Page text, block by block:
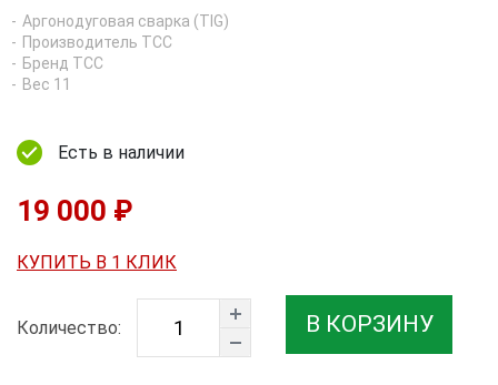
Аргонодуговая сварка (TIG)
Производитель ТСС
Бренд ТСС
Вес 11
Есть в наличии
19 000 ₽
КУПИТЬ В 1 КЛИК
Количество: В КОРЗИНУ